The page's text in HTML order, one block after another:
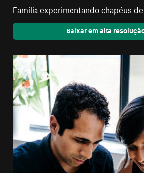
Família experimentando chapéus
Baixar em alta